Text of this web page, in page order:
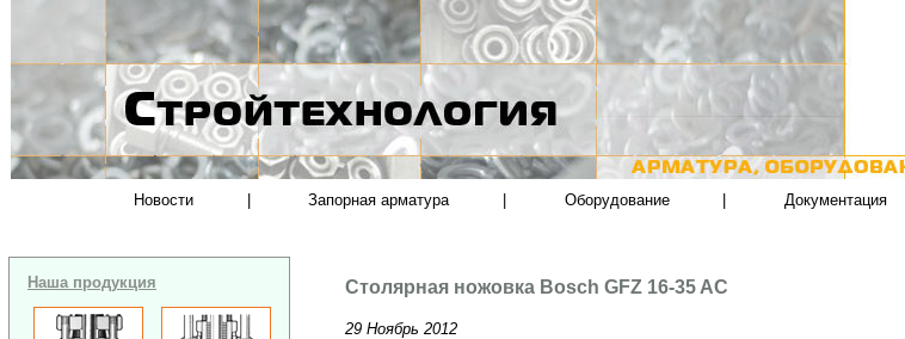
Новости Запорная арматура Оборудование Документация
Наша продукция Столярная ножовка Bosch GFZ 16-35 AC
29 Ноябрь 2012